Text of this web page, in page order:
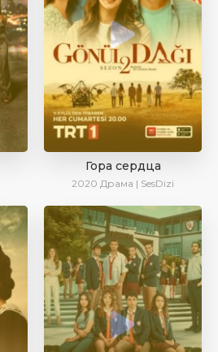
Гора сердца
2020 Драма | SesDizi